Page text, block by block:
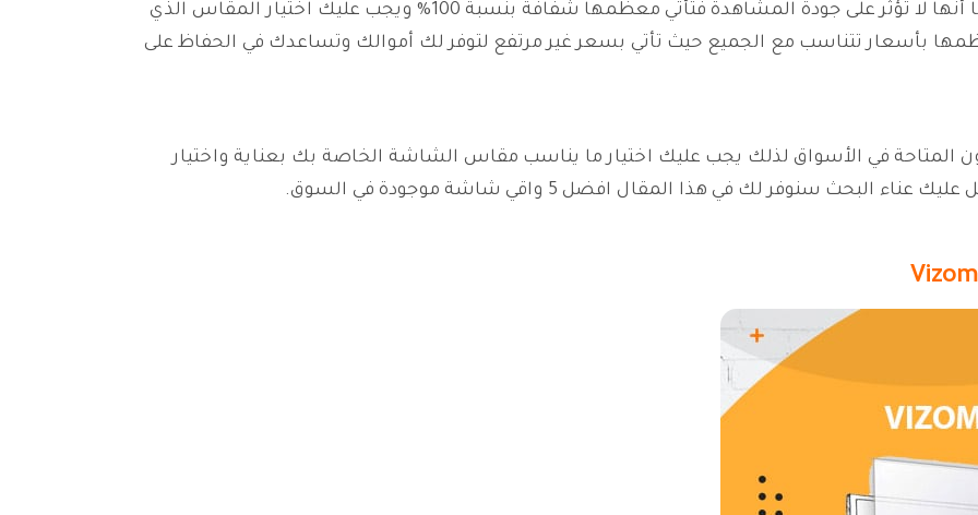
تتناسب مع الأجهزة المسطحة والمنحنية كما أنها لا تؤثر على جودة المشاهدة فتأتي معظمها شفافة بنسبة 100% ويجب عليك اختيار المقاس الذي
بأسعار تتناسب مع الجميع حيث تأتي بسعر غير مرتفع لتوفر لك أموالك وتساعدك في الحفاظ على
المتاحة في الأسواق لذلك يجب عليك اختيار ما يناسب مقاس الشاشة الخاصة بك بعناية واختيار
سنوفر لك في هذا المقال افضل 5 واقي شاشة موجودة في السوق.